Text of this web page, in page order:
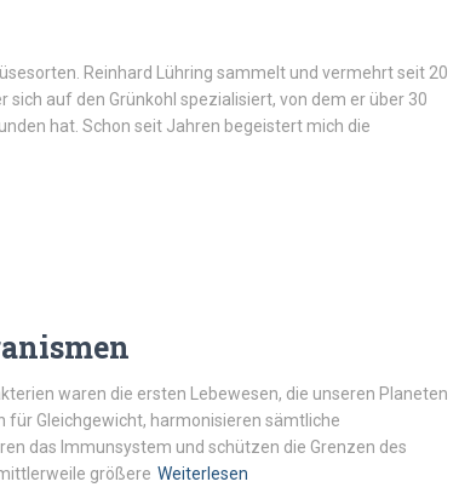
Reinhard Lühring sammelt und vermehrt seit 20
auf den Grünkohl spezialisiert, von dem er über 30
hat. Schon seit Jahren begeistert mich die
waren die ersten Lebewesen, die unseren Planeten
für Gleichgewicht, harmonisieren sämtliche
das Immunsystem und schützen die Grenzen des
größere Weiterlesen